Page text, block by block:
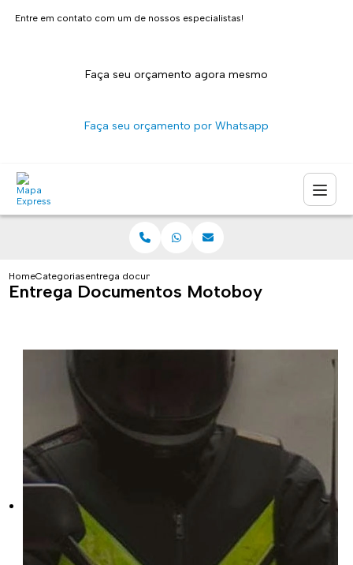
Entre em contato com um de nossos especialistas!
Faça seu orçamento agora mesmo
Faça seu orçamento por Whatsapp
HomeCategoriasentrega documentos motoboy
Entrega Documentos Motoboy